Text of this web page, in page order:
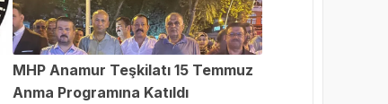
MHP Anamur Teşkilatı 15 Temmuz
Anma Programına Katıldı